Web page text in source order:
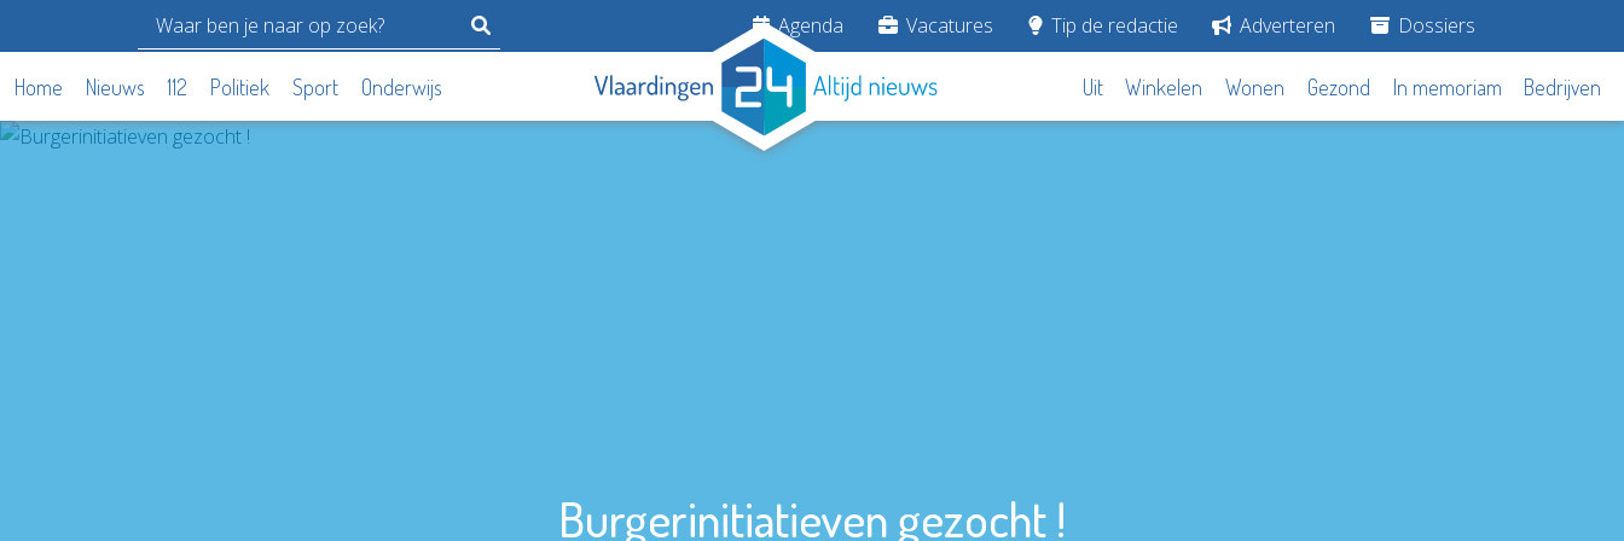
Agenda Vacatures Tip de redactie Adverteren Dossiers
Home Nieuws 112 Politiek Sport Onderwijs Uit Winkelen Wonen Gezond In memoriam Bedrijven
Burgerinitiatieven gezocht !